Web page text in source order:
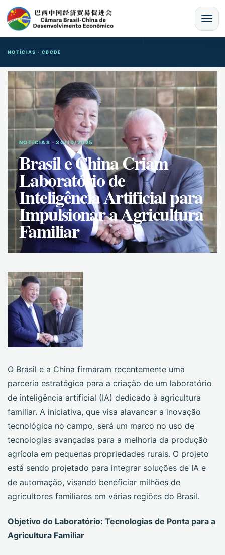
MENU
NOTÍCIAS · CBCDE
NOTíCIAS · 30/10/2025
Brasil e China Criam
Laboratório de
Inteligência Artificial para
Impulsionar a Agricultura
Familiar
O Brasil e a China firmaram recentemente uma
parceria estratégica para a criação de um laboratório
de inteligência artificial (IA) dedicado à agricultura
familiar. A iniciativa, que visa alavancar a inovação
tecnológica no campo, será um marco no uso de
tecnologias avançadas para a melhoria da produção
agrícola em pequenas propriedades rurais. O projeto
está sendo projetado para integrar soluções de IA e
de automação, visando beneficiar milhões de
agricultores familiares em várias regiões do Brasil.
Objetivo do Laboratório: Tecnologias de Ponta para a
Agricultura Familiar